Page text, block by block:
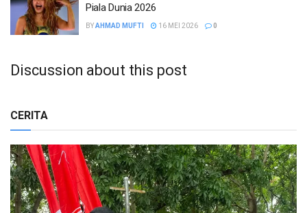
Piala Dunia 2026
BYAHMAD MUFTI 16 MEI 2026 0
Discussion about this post
CERITA